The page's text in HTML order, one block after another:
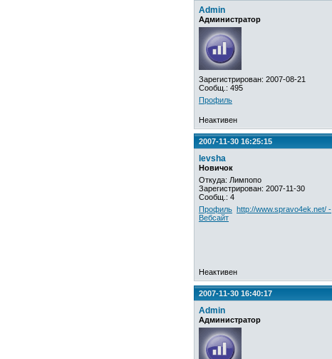
Admin
Администратор
Зарегистрирован: 2007-08-21
Сообщ.: 495
Профиль
Неактивен
2007-11-30 16:25:15
levsha
Новичок
Откуда: Лимпопо
Зарегистрирован: 2007-11-30
Сообщ.: 4
Профиль http://www.spravo4ek.net/ -
Вебсайт
Неактивен
2007-11-30 16:40:17
Admin
Администратор